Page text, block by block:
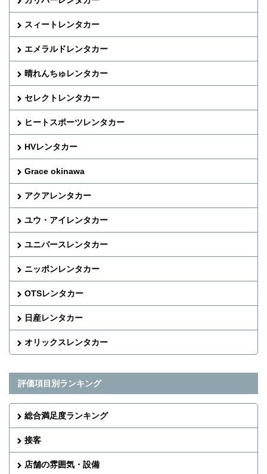
スィートレンタカー
エメラルドレンタカー
晴れんちゅレンタカー
セレクトレンタカー
ヒートスポーツレンタカー
HVレンタカー
Grace okinawa
アクアレンタカー
ユウ・アイレンタカー
ユニバースレンタカー
ニッポンレンタカー
OTSレンタカー
日産レンタカー
オリックスレンタカー
評価項目別ランキング
総合満足度ランキング
接客
店舗の雰囲気・設備